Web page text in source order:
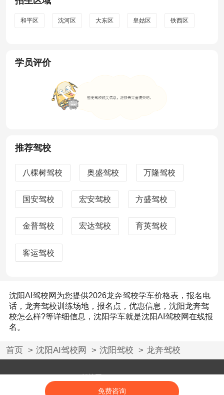
和平区 沈河区 大东区 皇姑区 铁西区
免费咨询
学员评价
推荐驾校
八棵树驾校 奥盛驾校 万隆驾校
国安驾校 宏安驾校 方盛驾校
金普驾校 宏达驾校 育英驾校
客运驾校
沈阳AI驾校网为您提供2026龙奔驾校学车价格表，报名电
话，龙奔驾校训练场地，报名点，优惠信息，沈阳龙奔驾
校怎么样?等详细信息，沈阳学车就是沈阳AI驾校网在线报
名。
首页 沈阳AI驾校网 沈阳驾校 龙奔驾校
Powered by AI驾校网 © 2008-2026 aijiaxiao.com
闽ICP备18017846号-12